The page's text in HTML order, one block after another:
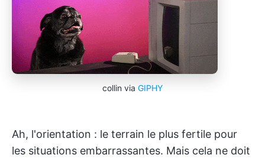
collin via GIPHY
Ah, l'orientation : le terrain le plus fertile pour
les situations embarrassantes. Mais cela ne doit